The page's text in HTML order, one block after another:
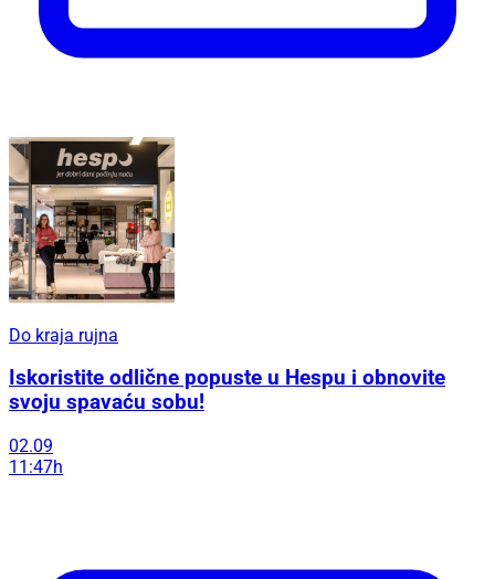
Do kraja rujna
Iskoristite odlične popuste u Hespu i obnovite
svoju spavaću sobu!
02.09
11:47h